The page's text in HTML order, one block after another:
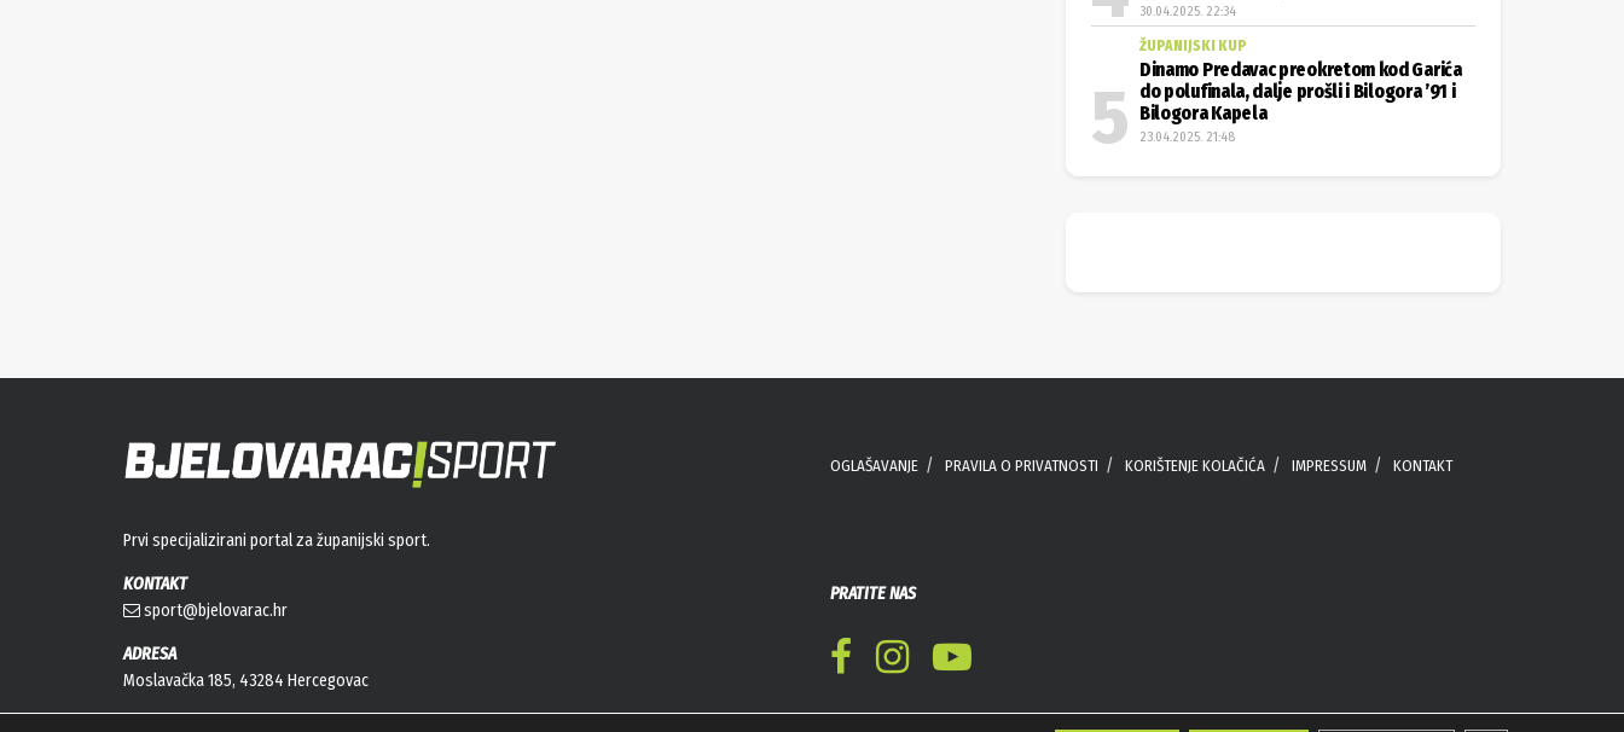
30.04.2025. 22:34
ŽUPANIJSKI KUP
Dinamo Predavac preokretom kod Garića
do polufinala, dalje prošli i Bilogora ’91 i
Bilogora Kapela
23.04.2025. 21:48
Prvi specijalizirani portal za županijski sport.
KONTAKT
sport@bjelovarac.hr
ADRESA
Moslavačka 185, 43284 Hercegovac
OGLAŠAVANJE PRAVILA O PRIVATNOSTI KORIŠTENJE KOLAČIĆA IMPRESSUM KONTAKT
PRATITE NAS